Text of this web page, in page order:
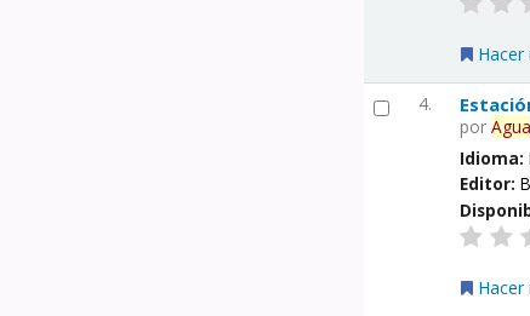
Hacer
4.
porAgua
Idioma:
Editor:
Hacer